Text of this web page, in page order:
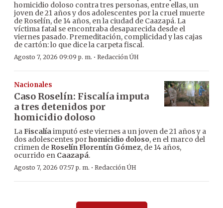
homicidio doloso contra tres personas, entre ellas, un
joven de 21 años y dos adolescentes por la cruel muerte
de Roselín, de 14 años, en la ciudad de Caazapá. La
víctima fatal se encontraba desaparecida desde el
viernes pasado. Premeditación, complicidad y las cajas
de cartón: lo que dice la carpeta fiscal.
Agosto 7, 2026 09:09 p. m. · Redacción ÚH
Nacionales
Caso Roselín: Fiscalía imputa
a tres detenidos por
homicidio doloso
LaFiscalíaimputó este viernes a un joven de 21 años y a
dos adolescentes porhomicidio doloso, en el marco del
crimen de Roselín Florentín Gómez, de 14 años,
ocurrido en Caazapá.
Agosto 7, 2026 07:57 p. m. · Redacción ÚH